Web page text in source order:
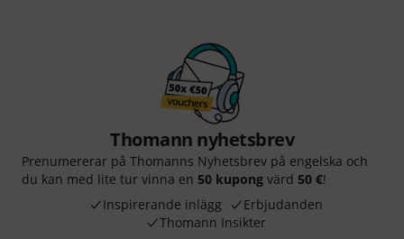
Thomann nyhetsbrev
Prenumererar på Thomanns Nyhetsbrev på engelska och
du kan med lite tur vinna en 50 kupong värd 50 €!
Inspirerande inlägg
Erbjudanden
Thomann Insikter